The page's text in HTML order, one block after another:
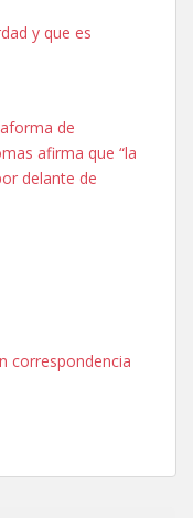
PERDIDO HOY
ASUSTADIZO
tiene miedo a la
y que es
de
afirma que “la
delante de
correspondencia